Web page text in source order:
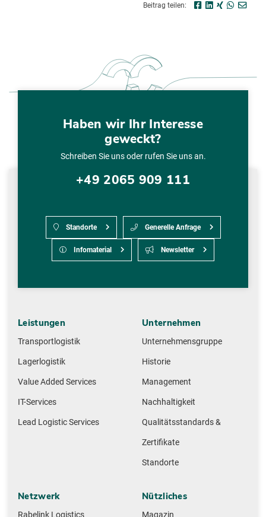
Beitrag teilen:
Haben wir Ihr Interesse
geweckt?
Schreiben Sie uns oder rufen Sie uns an.
+49 2065 909 111
Standorte Generelle Anfrage
Infomaterial Newsletter
Leistungen
Transportlogistik
Lagerlogistik
Value Added Services
IT-Services
Lead Logistic Services
Unternehmen
Unternehmensgruppe
Historie
Management
Nachhaltigkeit
Qualitätsstandards &
Zertifikate
Standorte
Netzwerk
Rabelink Logistics
Nützliches
Magazin